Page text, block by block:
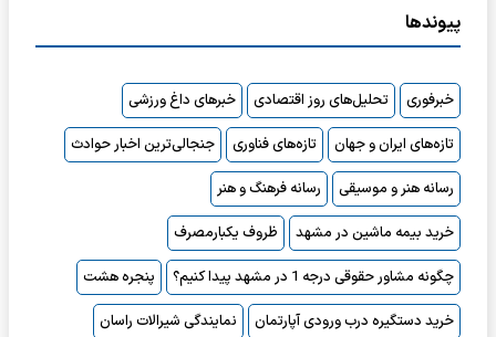
پیوندها
خبرفوری تحلیل‌های روز اقتصادی
خبرهای داغ ورزشی
تازه‌های ایران و جهان
تازه‌های فناوری
جنجالی‌ترین اخبار حوادث
رسانه هنر و موسیقی
رسانه فرهنگ و هنر
خرید بیمه ماشین در مشهد
ظروف یکبارمصرف
چگونه مشاور حقوقی درجه 1 در مشهد پیدا کنیم؟
پنجره هشت
خرید دستگیره درب ورودی آپارتمان
نمایندگی شیرالات راسان